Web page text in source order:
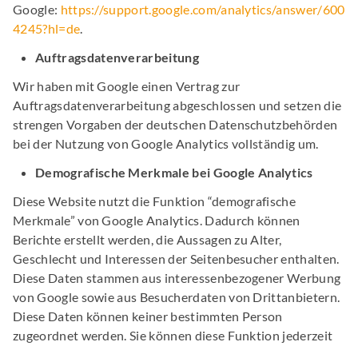
Google: https://support.google.com/analytics/answer/600
4245?hl=de.
Auftragsdatenverarbeitung
Wir haben mit Google einen Vertrag zur
Auftragsdatenverarbeitung abgeschlossen und setzen die
strengen Vorgaben der deutschen Datenschutzbehörden
bei der Nutzung von Google Analytics vollständig um.
Demografische Merkmale bei Google Analytics
Diese Website nutzt die Funktion “demografische
Merkmale” von Google Analytics. Dadurch können
Berichte erstellt werden, die Aussagen zu Alter,
Geschlecht und Interessen der Seitenbesucher enthalten.
Diese Daten stammen aus interessenbezogener Werbung
von Google sowie aus Besucherdaten von Drittanbietern.
Diese Daten können keiner bestimmten Person
zugeordnet werden. Sie können diese Funktion jederzeit